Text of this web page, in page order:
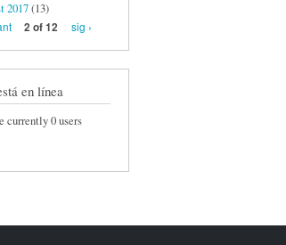
2017(13)
2 of 12 sig ›
en línea
currently 0 users